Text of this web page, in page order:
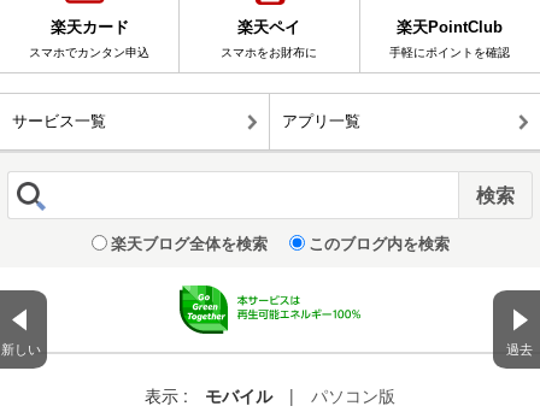
新しい 過去
楽天カード
スマホでカンタン申込
楽天ペイ
スマホをお財布に
楽天PointClub
手軽にポイントを確認
サービス一覧 アプリ一覧
楽天ブログ全体を検索 このブログ内を検索
表示 : モバイル | パソコン版